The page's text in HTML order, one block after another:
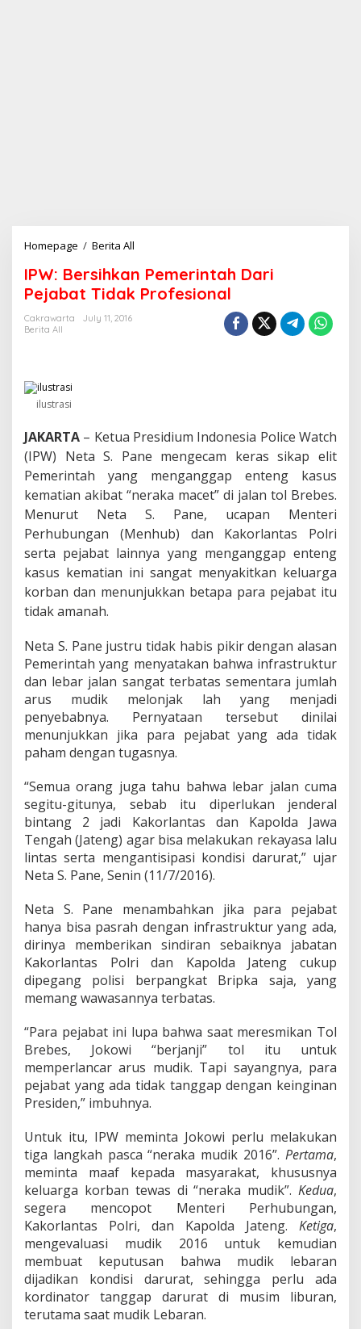
Homepage / Berita All
W
P
m
e
r
t
a
D
a
e
j
a
b
a
T
i
a
k
P
r
o
f
e
s
o
n
a
l
IPW: Bersihkan Pemerintah Dari
Pejabat Tidak Profesional
Cakrawarta
July 11, 2016
Berita All
ilustrasi
JAKARTA – Ketua Presidium Indonesia Police Watch
(IPW) Neta S. Pane mengecam keras sikap elit
Pemerintah yang menganggap enteng kasus
kematian akibat “neraka macet” di jalan tol Brebes.
Menurut Neta S. Pane, ucapan Menteri
Perhubungan (Menhub) dan Kakorlantas Polri
serta pejabat lainnya yang menganggap enteng
kasus kematian ini sangat menyakitkan keluarga
korban dan menunjukkan betapa para pejabat itu
tidak amanah.
Neta S. Pane justru tidak habis pikir dengan alasan
Pemerintah yang menyatakan bahwa infrastruktur
dan lebar jalan sangat terbatas sementara jumlah
arus mudik melonjak lah yang menjadi
penyebabnya. Pernyataan tersebut dinilai
menunjukkan jika para pejabat yang ada tidak
paham dengan tugasnya.
“Semua orang juga tahu bahwa lebar jalan cuma
segitu-gitunya, sebab itu diperlukan jenderal
bintang 2 jadi Kakorlantas dan Kapolda Jawa
Tengah (Jateng) agar bisa melakukan rekayasa lalu
lintas serta mengantisipasi kondisi darurat,” ujar
Neta S. Pane, Senin (11/7/2016).
Neta S. Pane menambahkan jika para pejabat
hanya bisa pasrah dengan infrastruktur yang ada,
dirinya memberikan sindiran sebaiknya jabatan
Kakorlantas Polri dan Kapolda Jateng cukup
dipegang polisi berpangkat Bripka saja, yang
memang wawasannya terbatas.
“Para pejabat ini lupa bahwa saat meresmikan Tol
Brebes, Jokowi “berjanji” tol itu untuk
memperlancar arus mudik. Tapi sayangnya, para
pejabat yang ada tidak tanggap dengan keinginan
Presiden,” imbuhnya.
Untuk itu, IPW meminta Jokowi perlu melakukan
tiga langkah pasca “neraka mudik 2016”. Pertama,
meminta maaf kepada masyarakat, khususnya
keluarga korban tewas di “neraka mudik”. Kedua,
segera mencopot Menteri Perhubungan,
Kakorlantas Polri, dan Kapolda Jateng. Ketiga,
mengevaluasi mudik 2016 untuk kemudian
membuat keputusan bahwa mudik lebaran
dijadikan kondisi darurat, sehingga perlu ada
kordinator tanggap darurat di musim liburan,
terutama saat mudik Lebaran.